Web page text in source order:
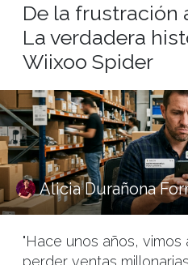
De la frustración
La verdadera
Wiixoo Spider
Alicia Durañona
"Hace unos años,
perder ventas